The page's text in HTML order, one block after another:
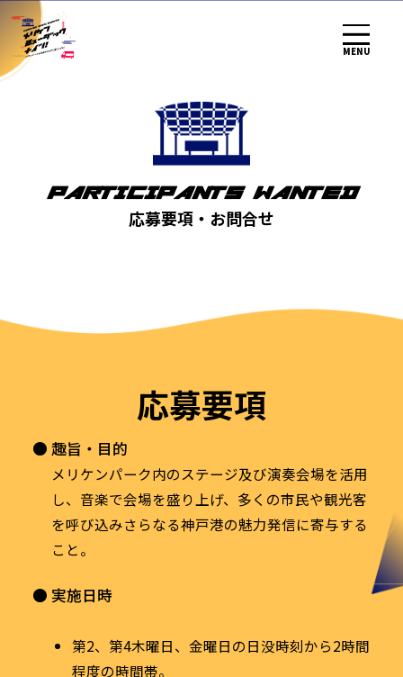
MENU
PARTICIPANTS WANTED
応募要項・お問合せ
応募要項
趣旨・目的
メリケンパーク内のステージ及び演奏会場を活用
し、音楽で会場を盛り上げ、多くの市民や観光客
を呼び込みさらなる神戸港の魅力発信に寄与する
こと。
実施日時
第2、第4木曜日、金曜日の日没時刻から2時間
程度の時間帯。